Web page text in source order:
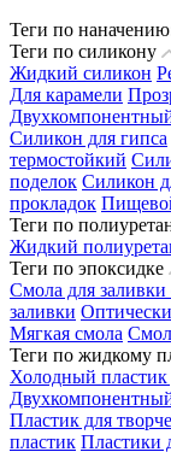
Теги по
Теги по силикону
Жидкий силикон
Для карамели
Силикон для гипса
термостойкий
поделок Силикон
прокладок
Теги по
Жидкий
Теги по эпоксидке
Смола для
заливки
Мягкая смола
Теги по жидкому
Холодный
Пластик для
пластик Пластики